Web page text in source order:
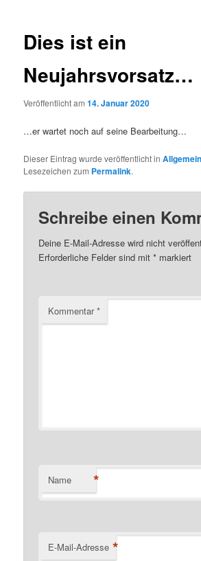
Dies ist ein
Neujahrsvorsatz…
Veröffentlicht am14. Januar 2020
…er wartet noch auf seine Bearbeitung…
Dieser Eintrag wurde veröffentlicht inAllgemein
Lesezeichen zum Permalink.
Schreibe einen
Deine E-Mail-Adresse wird nicht
Erforderliche Felder sind mit* markiert
Kommentar*
Name *
E-Mail-Adresse *